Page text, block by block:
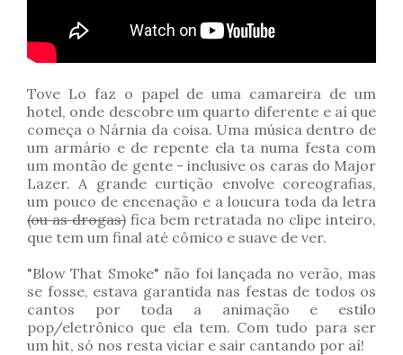
Tove Lo faz o papel de uma camareira de um
hotel, onde descobre um quarto diferente e aí que
começa o Nárnia da coisa. Uma música dentro de
um armário e de repente ela ta numa festa com
um montão de gente - inclusive os caras do Major
Lazer. A grande curtição envolve coreografias,
um pouco de encenação e a loucura toda da letra
(ou as drogas)fica bem retratada no clipe inteiro,
que tem um final até cômico e suave de ver.
"Blow That Smoke" não foi lançada no verão, mas
se fosse, estava garantida nas festas de todos os
cantos por toda a animação e estilo
pop/eletrônico que ela tem. Com tudo para ser
um hit, só nos resta viciar e sair cantando por aí!